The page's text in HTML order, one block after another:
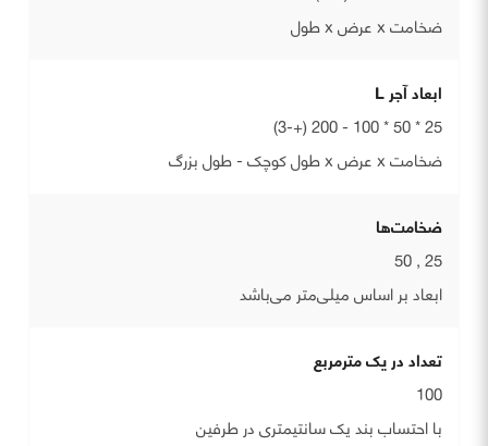
ضخامت x عرض x طول
ابعاد آجر L
25 * 50 * 100 - 200 (+-3)
ضخامت x عرض x طول کوچک - طول بزرگ
ضخامت‌ها
25 , 50
ابعاد بر اساس میلی‌متر می‌باشد
تعداد در یک مترمربع
100
با احتساب بند یک سانتیمتری در طرفین